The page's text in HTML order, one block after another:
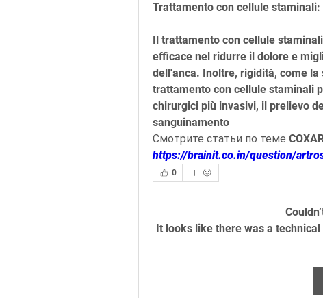
Trattamento con cellule
Il trattamento con cellule
efficace nel ridurre il dolore e
dell'anca. Inoltre, rigidità, come la
trattamento con cellule staminali
chirurgici più invasivi, il prelievo
sanguinamento
Смотрите статьи по теме
https://brainit.co.in/question/
0
It looks like there was a